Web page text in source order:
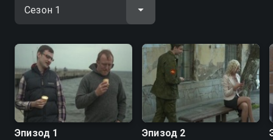
можете совершенно бесплатно в хорошем HD
качестве на hophop.tv
Эпизод 1 Эпизод 2